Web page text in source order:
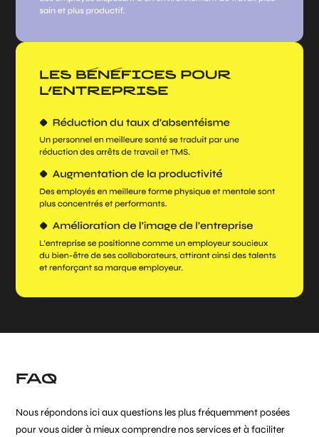
FAQ
Nous répondons ici aux questions les plus fréquemment posées
pour vous aider à mieux comprendre nos services et à faciliter